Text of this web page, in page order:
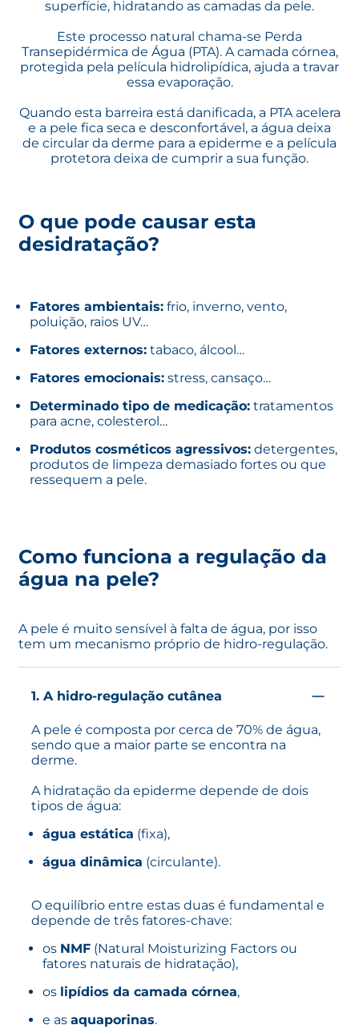
superfície, hidratando as camadas da pele.
Este processo natural chama-se Perda
Transepidérmica de Água (PTA). A camada córnea,
protegida pela película hidrolipídica, ajuda a travar
essa evaporação.
Quando esta barreira está danificada, a PTA acelera
e a pele fica seca e desconfortável, a água deixa
de circular da derme para a epiderme e a película
protetora deixa de cumprir a sua função.
O que pode causar esta
desidratação?
Fatores ambientais: frio, inverno, vento,
poluição, raios UV…
Fatores externos: tabaco, álcool…
Fatores emocionais: stress, cansaço…
Determinado tipo de medicação: tratamentos
para acne, colesterol…
Produtos cosméticos agressivos: detergentes,
produtos de limpeza demasiado fortes ou que
ressequem a pele.
Como funciona a regulação da
água na pele?
A pele é muito sensível à falta de água, por isso
tem um mecanismo próprio de hidro-regulação.
1. A hidro-regulação cutânea
A pele é composta por cerca de 70% de água,
sendo que a maior parte se encontra na
derme.
A hidratação da epiderme depende de dois
tipos de água:
água estática (fixa),
água dinâmica (circulante).
O equilíbrio entre estas duas é fundamental e
depende de três fatores-chave:
os NMF (Natural Moisturizing Factors ou
fatores naturais de hidratação),
os lipídios da camada córnea,
e as aquaporinas.